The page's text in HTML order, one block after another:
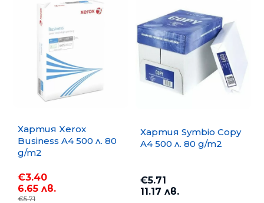
Хартия Xerox
Business A4 500 л. 80
g/m2
€3.40
6.65 лв.
€5.71
Хартия Symbio Copy
A4 500 л. 80 g/m2
€5.71
11.17 лв.